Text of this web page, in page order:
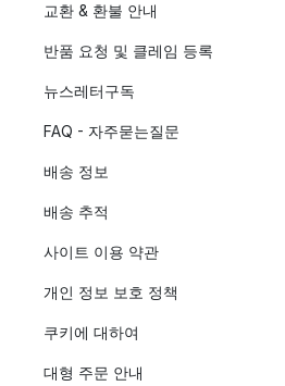
교환 & 환불 안내
반품 요청 및 클레임 등록
뉴스레터구독
FAQ - 자주묻는질문
배송 정보
배송 추적
사이트 이용 약관
개인 정보 보호 정책
쿠키에 대하여
대형 주문 안내